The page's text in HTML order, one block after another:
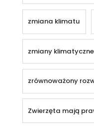
zmiana klimatu
zmiany klimatyczne
zrównoważony
Zwierzęta mają